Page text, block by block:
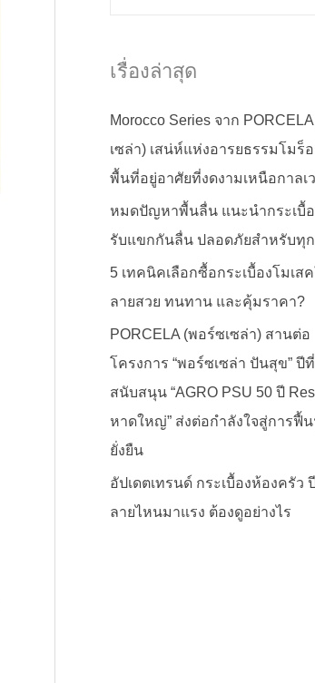
เรื่องล่าสุด
Morocco Series จาก
เซล่า) เสน่ห์แห่งอารยธรรมโมร็
พื้นที่อยู่อาศัยที่งดงามเหนือกาลเ
หมดปัญหาพื้นลื่น แนะนำกระเบื้อ
รับแขกกันลื่น ปลอดภัยสำหรับทุ
5 เทคนิคเลือกซื้อกระเบื้องโมเส
ลายสวย ทนทาน และคุ้มราคา?
PORCELA (พอร์ซเซล่า) สานต่อ
โครงการ “พอร์ซเซล่า ปันสุข” ปี
สนับสนุน “AGRO PSU 50 ปี
หาดใหญ่” ส่งต่อกำลังใจสู่การฟื้
ยั่งยืน
อัปเดตเทรนด์ กระเบื้องห้องครัว
ลายไหนมาแรง ต้องดูอย่างไร